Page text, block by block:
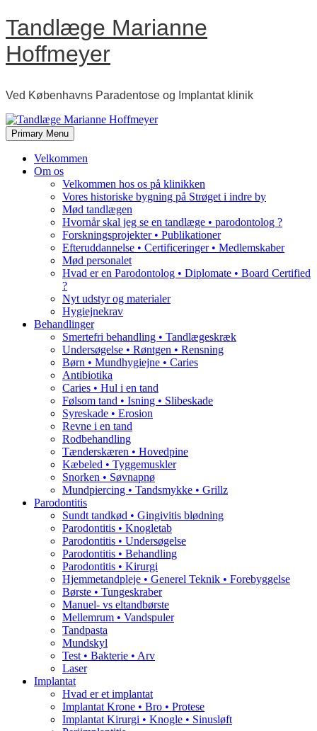
Skip
to
content
Tandlæge Marianne
Hoffmeyer
Ved Københavns Paradentose og Implantat klinik
Primary Menu
Velkommen
Om os
Velkommen hos os på klinikken
Vores historiske bygning på Strøget i indre by
Mød tandlægen
Hvornår skal jeg se en tandlæge • parodontolog ?
Forskningsprojekter • Publikationer
Efteruddannelse • Certificeringer • Medlemskaber
Mød personalet
Hvad er en Parodontolog • Diplomate • Board Certified
?
Nyt udstyr og materialer
Hygiejnekrav
Behandlinger
Smertefri behandling • Tandlægeskræk
Undersøgelse • Røntgen • Rensning
Børn • Mundhygiejne • Caries
Antibiotika
Caries • Hul i en tand
Følsom tand • Isning • Slibeskade
Syreskade • Erosion
Revne i en tand
Rodbehandling
Tænderskæren • Hovedpine
Kæbeled • Tyggemuskler
Snorken • Søvnapnø
Mundpiercing • Tandsmykke • Grillz
Parodontitis
Sundt tandkød • Gingivitis blødning
Parodontitis • Knogletab
Parodontitis • Undersøgelse
Parodontitis • Behandling
Parodontitis • Kirurgi
Hjemmetandpleje • Generel Teknik • Forebyggelse
Børste • Tungeskraber
Manuel- vs eltandbørste
Mellemrum • Vandspuler
Tandpasta
Mundskyl
Test • Bakterie • Arv
Laser
Implantat
Hvad er et implantat
Implantat Krone • Bro • Protese
Implantat Kirurgi • Knogle • Sinusløft